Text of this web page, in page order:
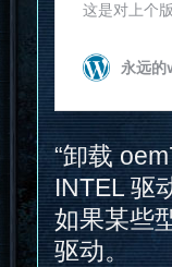
“卸载
INTEL 驱
如果某些
驱动。